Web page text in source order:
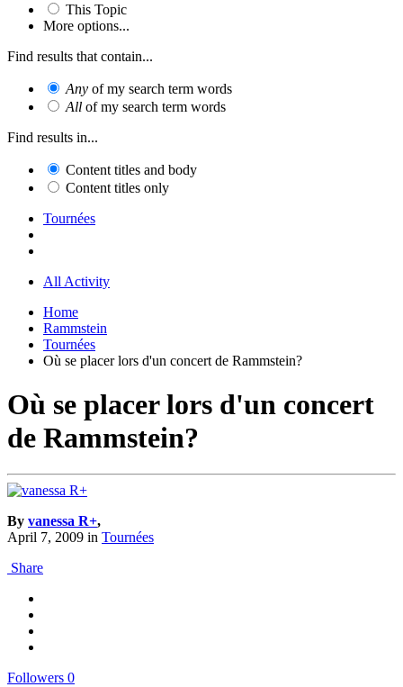
This Topic
More options...
Find results that contain...
Any of my search term words
All of my search term words
Find results in...
Content titles and body
Content titles only
Tournées
All Activity
Home
Rammstein
Tournées
Où se placer lors d'un concert de Rammstein?
Où se placer lors d'un concert
de Rammstein?
By vanessa R+,
April 7, 2009 in Tournées
Share
Followers 0